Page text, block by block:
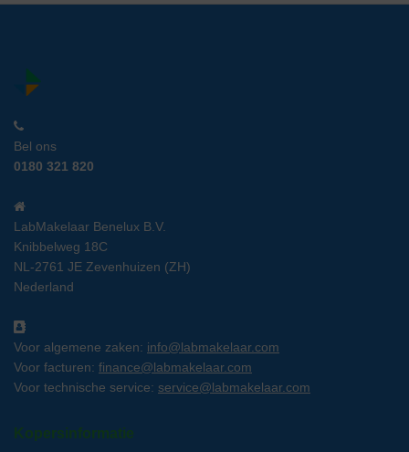
Bel ons
0180 321 820
LabMakelaar Benelux B.V.
Knibbelweg 18C
NL-2761 JE Zevenhuizen (ZH)
Nederland
Voor algemene zaken: info@labmakelaar.com
Voor facturen: finance@labmakelaar.com
Voor technische service: service@labmakelaar.com
Kopersinformatie